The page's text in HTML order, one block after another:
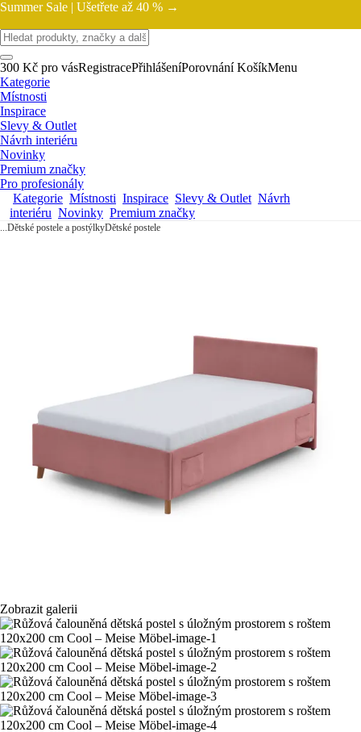
Summer Sale | Ušetřete až 40 % →
300 Kč pro vásRegistracePřihlášeníPorovnání KošíkMenu
Kategorie
Místnosti
Inspirace
Slevy & Outlet
Návrh interiéru
Novinky
Premium značky
Pro profesionály
Kategorie Místnosti Inspirace Slevy & Outlet Návrh
interiéru Novinky Premium značky
...Dětské postele a postýlkyDětské postele
Zobrazit galerii